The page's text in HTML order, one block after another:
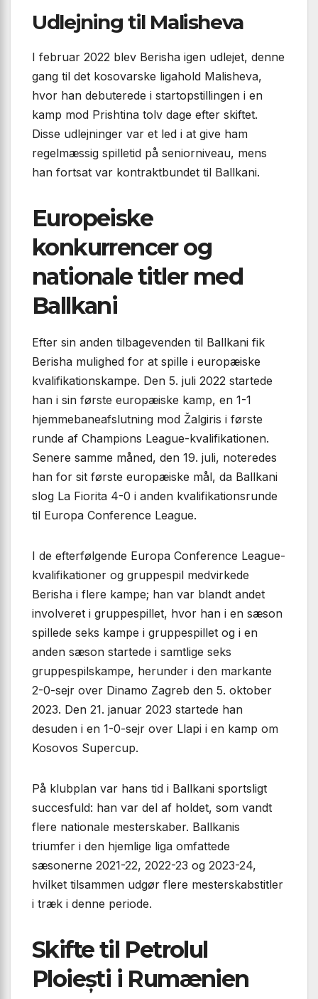
Udlejning til Malisheva
I februar 2022 blev Berisha igen udlejet, denne
gang til det kosovarske ligahold Malisheva,
hvor han debuterede i startopstillingen i en
kamp mod Prishtina tolv dage efter skiftet.
Disse udlejninger var et led i at give ham
regelmæssig spilletid på seniorniveau, mens
han fortsat var kontraktbundet til Ballkani.
Europeiske
konkurrencer og
nationale titler med
Ballkani
Efter sin anden tilbagevenden til Ballkani fik
Berisha mulighed for at spille i europæiske
kvalifikationskampe. Den 5. juli 2022 startede
han i sin første europæiske kamp, en 1-1
hjemmebaneafslutning mod Žalgiris i første
runde af Champions League-kvalifikationen.
Senere samme måned, den 19. juli, noteredes
han for sit første europæiske mål, da Ballkani
slog La Fiorita 4-0 i anden kvalifikationsrunde
til Europa Conference League.
I de efterfølgende Europa Conference League-
kvalifikationer og gruppespil medvirkede
Berisha i flere kampe; han var blandt andet
involveret i gruppespillet, hvor han i en sæson
spillede seks kampe i gruppespillet og i en
anden sæson startede i samtlige seks
gruppespilskampe, herunder i den markante
2-0-sejr over Dinamo Zagreb den 5. oktober
2023. Den 21. januar 2023 startede han
desuden i en 1-0-sejr over Llapi i en kamp om
Kosovos Supercup.
På klubplan var hans tid i Ballkani sportsligt
succesfuld: han var del af holdet, som vandt
flere nationale mesterskaber. Ballkanis
triumfer i den hjemlige liga omfattede
sæsonerne 2021-22, 2022-23 og 2023-24,
hvilket tilsammen udgør flere mesterskabstitler
i træk i denne periode.
Skifte til Petrolul
Ploiești i Rumænien